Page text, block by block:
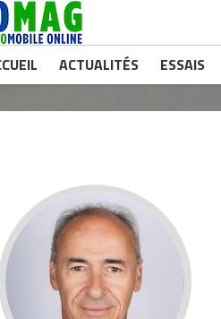
ACTUALITÉS ESSAIS